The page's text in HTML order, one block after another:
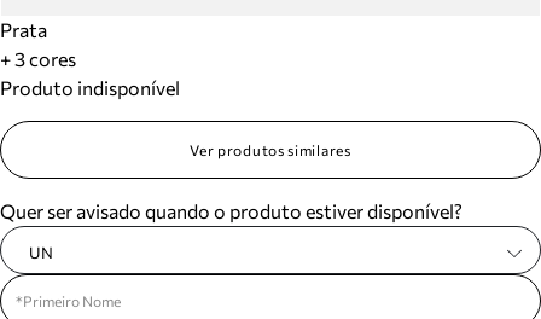
Prata
+ 3 cores
Produto indisponível
Ver produtos similares
Quer ser avisado quando o produto estiver disponível?
UN